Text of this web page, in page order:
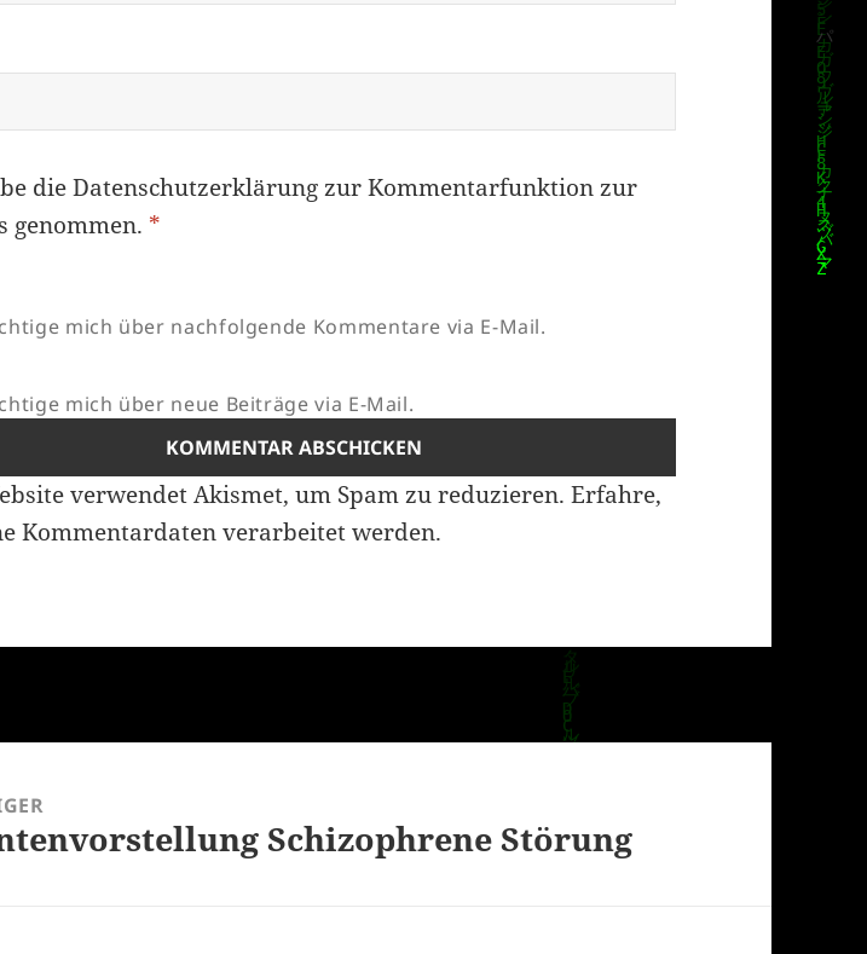
dieDatenschutzerklärungzur Kommentarfunktion zur
genommen. *
mich über nachfolgende Kommentare via E-Mail.
mich über neue Beiträge via E-Mail.
verwendet Akismet, um Spam zu reduzieren.Erfahre,
Kommentardaten verarbeitet werden.
Schizophrene Störung